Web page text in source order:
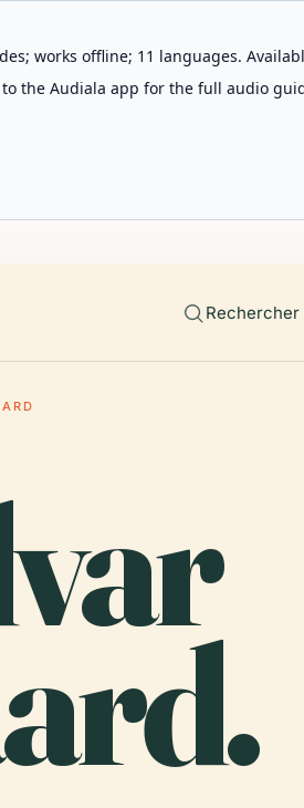
works offline; 11 languages.
the Audiala app for the full audio